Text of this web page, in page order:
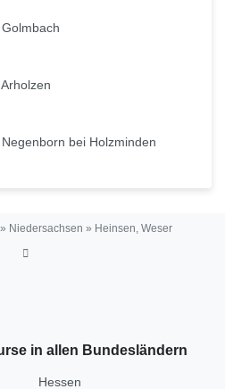
bei Holzminden
» Niedersachsen » Heinsen, Weser
in allen Bundesländern
Hessen